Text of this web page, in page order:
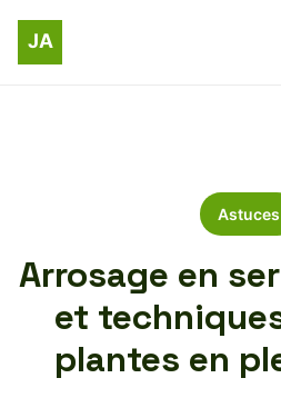
Astuces
Arrosage en
et
plantes en